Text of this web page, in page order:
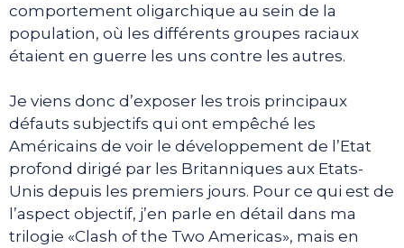
comportement oligarchique au sein de la
population, où les différents groupes raciaux
étaient en guerre les uns contre les autres.
Je viens donc d’exposer les trois principaux
défauts subjectifs qui ont empêché les
Américains de voir le développement de l’Etat
profond dirigé par les Britanniques aux Etats-
Unis depuis les premiers jours. Pour ce qui est de
l’aspect objectif, j’en parle en détail dans ma
trilogie «Clash of the Two Americas», mais en